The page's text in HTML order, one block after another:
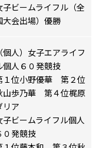
子ビームライフル（全
大会出場）優勝
（個人）女子エアライフ
個人６０発競技
１位小野優華 第２位
山歩乃華 第４位梶原
リア
子ビームライフル個人
０発競技